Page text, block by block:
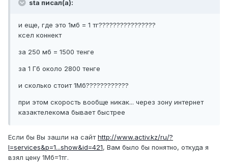
sta писал(а):
и еще, где это 1мб = 1 тг????????????????
ксел коннект
за 250 мб = 1500 тенге
за 1 Гб около 2800 тенге
и сколько стоит 1Мб????????????
при этом скорость вообще никак... через зону интернет
казактелекома бывает быстрее
Если бы Вы зашли на сайтhttp://www.activ.kz/ru/?
l=services&p=1...show&id=421, Вам было бы понятно, откуда я
взял цену 1Мб=1тг.